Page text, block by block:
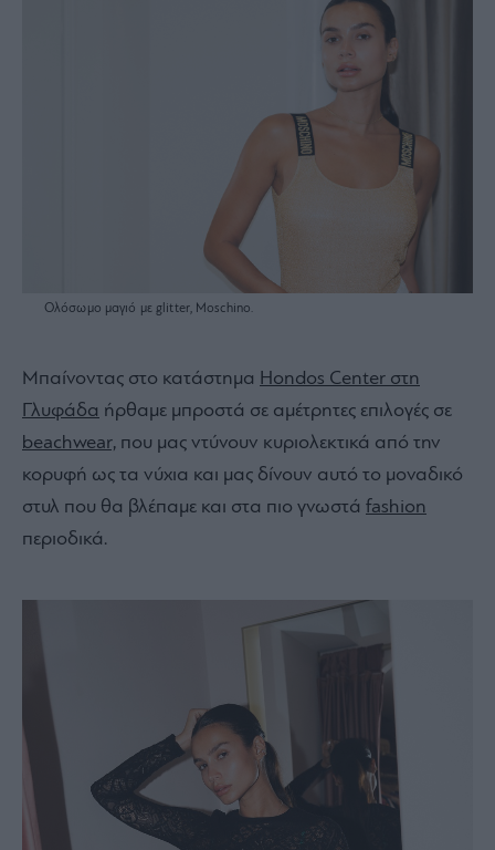
Ολόσωμο μαγιό με glitter, Moschino.
Μπαίνοντας στο κατάστημα Hondos Center στη
Γλυφάδα ήρθαμε μπροστά σε αμέτρητες επιλογές σε
beachwear, που μας ντύνουν κυριολεκτικά από την
κορυφή ως τα νύχια και μας δίνουν αυτό το μοναδικό
στυλ που θα βλέπαμε και στα πιο γνωστά fashion
περιοδικά.